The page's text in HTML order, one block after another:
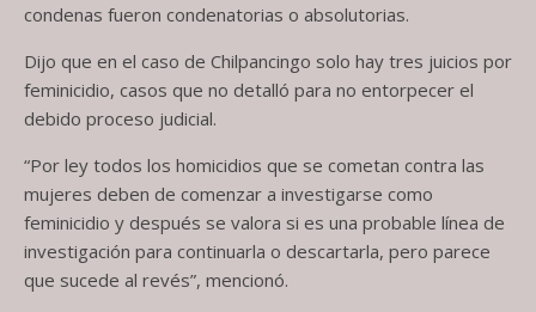
condenas fueron condenatorias o absolutorias.
Dijo que en el caso de Chilpancingo solo hay tres juicios por
feminicidio, casos que no detalló para no entorpecer el
debido proceso judicial.
“Por ley todos los homicidios que se cometan contra las
mujeres deben de comenzar a investigarse como
feminicidio y después se valora si es una probable línea de
investigación para continuarla o descartarla, pero parece
que sucede al revés”, mencionó.